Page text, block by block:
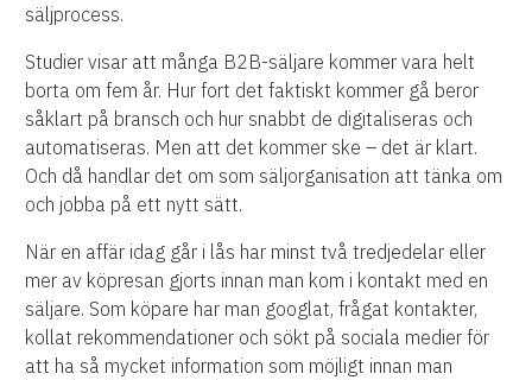
säljprocess.
Studier visar att många B2B-säljare kommer vara helt
borta om fem år. Hur fort det faktiskt kommer gå beror
såklart på bransch och hur snabbt de digitaliseras och
automatiseras. Men att det kommer ske – det är klart.
Och då handlar det om som säljorganisation att tänka om
och jobba på ett nytt sätt.
När en affär idag går i lås har minst två tredjedelar eller
mer av köpresan gjorts innan man kom i kontakt med en
säljare. Som köpare har man googlat, frågat kontakter,
kollat rekommendationer och sökt på sociala medier för
att ha så mycket information som möjligt innan man